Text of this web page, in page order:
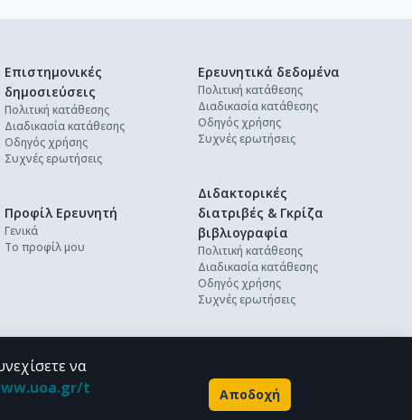
Επιστημονικές
δημοσιεύσεις
Πολιτική κατάθεσης
Διαδικασία κατάθεσης
Οδηγός χρήσης
Συχνές ερωτήσεις
Ερευνητικά δεδομένα
Πολιτική κατάθεσης
Διαδικασία κατάθεσης
Οδηγός χρήσης
Συχνές ερωτήσεις
Διδακτορικές
διατριβές & Γκρίζα
βιβλιογραφία
Πολιτική κατάθεσης
Διαδικασία κατάθεσης
Οδηγός χρήσης
Συχνές ερωτήσεις
Προφίλ Ερευνητή
Γενικά
Το προφίλ μου
να
t
Αποδοχή